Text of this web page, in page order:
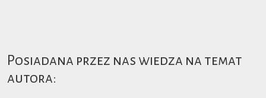
Posiadana przez nas wiedza na temat
autora: